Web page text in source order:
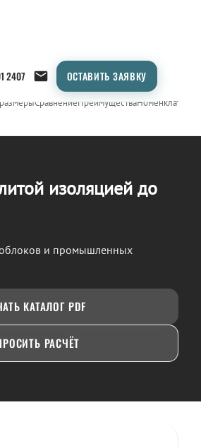
2407 ОСТАВИТЬ ЗАЯВКУ
СравнениеПреимуществаНоменклатура
изоляцией до
и промышленных
КАТАЛОГ PDF
РАСЧЁТ